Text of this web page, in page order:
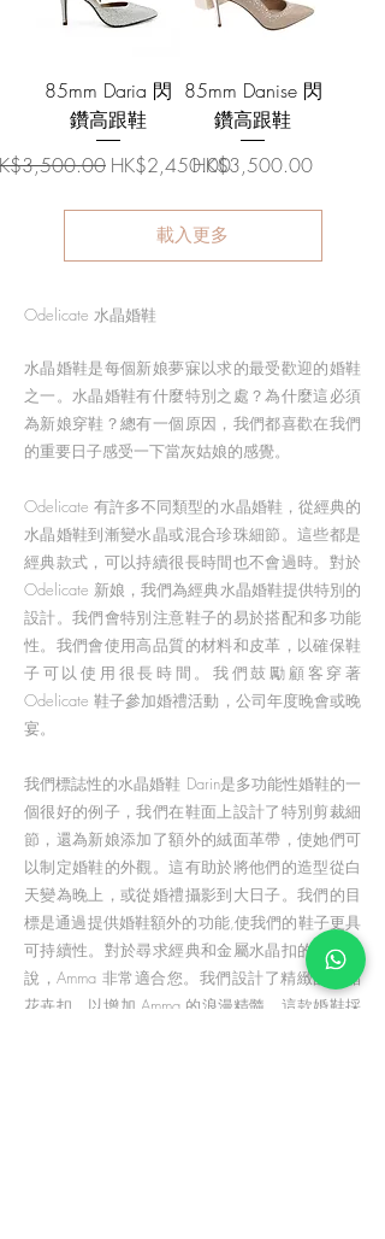
85mm Daria 閃
鑽高跟鞋
價格
促銷價格
HK$2,450.00
85mm Danise 閃
鑽高跟鞋
價格
HK$3,500.00
載入更多
Odelicate 水晶婚鞋
水晶婚鞋是每個新娘夢寐以求的最受歡迎的婚鞋
之一。水晶婚鞋有什麼特別之處？為什麼這必須
為新娘穿鞋？總有一個原因，我們都喜歡在我們
的重要日子感受一下當灰姑娘的感覺。
Odelicate 有許多不同類型的水晶婚鞋，從經典的
水晶婚鞋到漸變水晶或混合珍珠細節。這些都是
經典款式，可以持續很長時間也不會過時。對於
Odelicate 新娘，我們為經典水晶婚鞋提供特別的
設計。我們會特別注意鞋子的易於搭配和多功能
性。我們會使用高品質的材料和皮革，以確保鞋
子可以使用很長時間。我們鼓勵顧客穿著
Odelicate 鞋子參加婚禮活動，公司年度晚會或晚
宴。
我們標誌性的水晶婚鞋 Darin是多功能性婚鞋的一
個很好的例子，我們在鞋面上設計了特別剪裁細
節，還為新娘添加了額外的絨面革帶，使她們可
以制定婚鞋的外觀。這有助於將他們的造型從白
天變為晚上，或從婚禮攝影到大日子。我們的目
標是通過提供婚鞋額外的功能,使我們的鞋子更具
可持續性。對於尋求經典和金屬水晶扣的新娘來
說，Amma 非常適合您。我們設計了精緻的水晶
花卉扣，以增加 Amma 的浪漫精髓。這款婚鞋採